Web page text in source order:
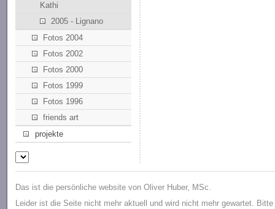
Kathi
2005 - Lignano
Fotos 2004
Fotos 2002
Fotos 2000
Fotos 1999
Fotos 1996
friends art
projekte
Das ist die persönliche website von Oliver Huber, MSc.
Leider ist die Seite nicht mehr aktuell und wird nicht mehr gewartet.